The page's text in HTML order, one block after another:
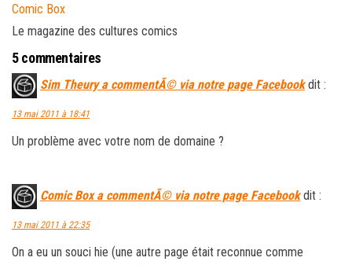
Comic Box
Le magazine des cultures comics
5 commentaires
Sim Theury a commentÃ© via notre page Facebook dit :
13 mai 2011 à 18:41
Un problème avec votre nom de domaine ?
Comic Box a commentÃ© via notre page Facebook dit :
13 mai 2011 à 22:35
On a eu un souci hie (une autre page était reconnue comme